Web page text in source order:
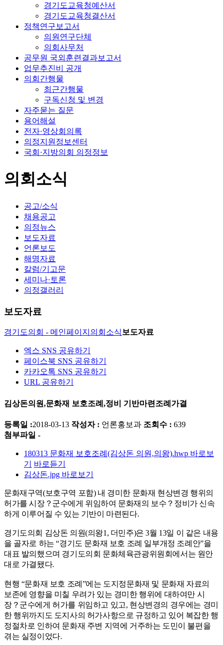
경기도교육청예산서
경기도교육청결산서
정책연구보고서
의원연구단체
의회사무처
공무원 국외훈련결과보고서
업무추진비 공개
의회간행물
최근간행물
구독신청 및 변경
자주묻는 질문
용어해설
전자·영상회의록
의정지원정보센터
국회·지방의회 의정정보
의회소식
공고/소식
채용공고
의정뉴스
보도자료
언론보도
해명자료
칼럼/기고문
세미나·토론
의정갤러리
보도자료
경기도의회 - 메인페이지 의회소식보도자료
엑스 SNS 공유하기
페이스북 SNS 공유하기
카카오톡 SNS 공유하기
URL 공유하기
김상돈의원,문화재 보호조례,정비 기반마련조례가결
등록일 :2018-03-13 작성자 : 언론홍보과 조회수 : 639
첨부파일 -
180313 문화재 보호조례(김상돈 의원,의왕).hwp 바로보
기
바로듣기
김상돈.jpg 바로보기
문화재구역(보호구역 포함) 내 경미한 문화재 현상변경 행위의
허가를 시장？ 군수에게 위임하여 문화재의 보수 ？ 정비가 신속
하게 이루어질 수 있는 기반이 마련된다.
경기도의회 김상돈 의원(의왕1, 더민주)은3월 13일 이 같은 내용
을 골자로 하는“경기도 문화재 보호 조례 일부개정 조례안”을
대표 발의했으며 경기도의회 문화체육관광위원회에서는 원안
대로 가결됐다.
현행 “문화재 보호 조례 ”에는 도지정문화재 및 문화재 자료의
보존에 영향을 미칠 우려가 있는 경미한 행위에 대하여만 시
장？ 군수에게 허가를 위임하고 있고, 현상변경의 경우에는 경미
한 행위까지도 도지사의 허가사항으로 규정하고 있어 복잡한 행
정절차로 인하여 문화재 주변 지역에 거주하는 도민이 불편을
겪는 실정이었다.